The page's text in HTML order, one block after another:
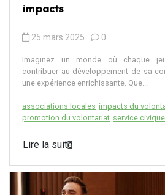
impacts
25 mars 2025 0
Imaginez un monde où chaque
contribuer au développement de sa
une expérience enrichissante. Que...
associations locales impacts du
promotion du volontariat service civique
Lire la suite